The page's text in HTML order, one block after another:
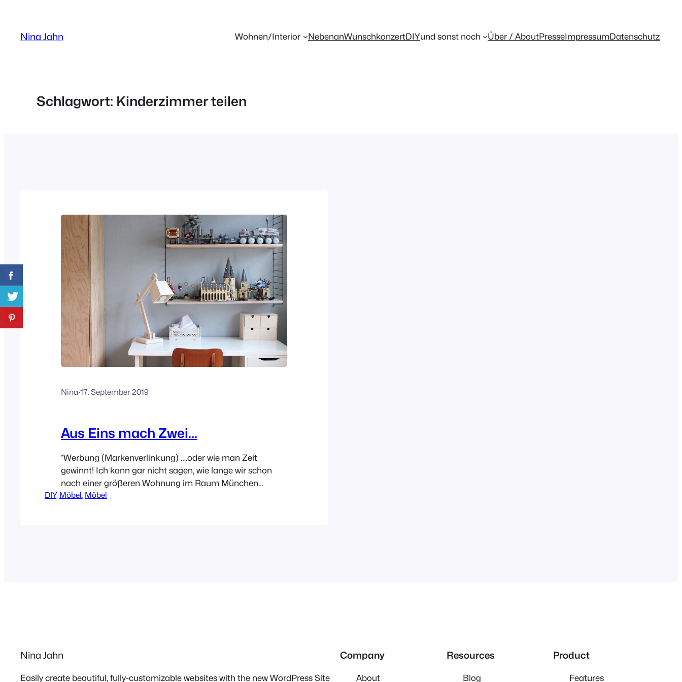
springen
Nina Jahn Wohnen/Interior NebenanWunschkonzertDIYund sonst noch Über / AboutPresseImpressumDatenschutz
Schlagwort: Kinderzimmer teilen
Nina·17. September 2019
Aus Eins mach Zwei…
*Werbung (Markenverlinkung) ….oder wie man Zeit
gewinnt! Ich kann gar nicht sagen, wie lange wir schon
nach einer größeren Wohnung im Raum München
suchen. Genauer gesagt einer größeren UND
DIY, Möbel, Möbel
Nina Jahn
Easily create beautiful, fully-customizable websites with the new WordPress Site
Company
About
Resources
Blog
Product
Features